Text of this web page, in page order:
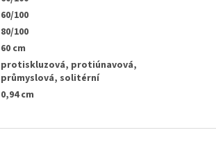
60/100
80/100
60 cm
protiskluzová, protiúnavová,
průmyslová, solitérní
0,94 cm